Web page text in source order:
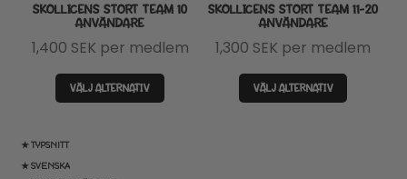
★ TYPSNITT
★ SVENSKA
SKOLLICENS STORT TEAM 10
ANVÄNDARE
1,400 SEK per medlem
VÄLJ ALTERNATIV
SKOLLICENS STORT TEAM 11-20
ANVÄNDARE
1,300 SEK per medlem
VÄLJ ALTERNATIV